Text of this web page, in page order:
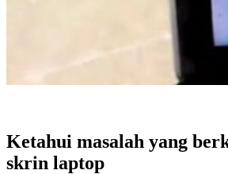
Ketahui masalah yang
skrin laptop